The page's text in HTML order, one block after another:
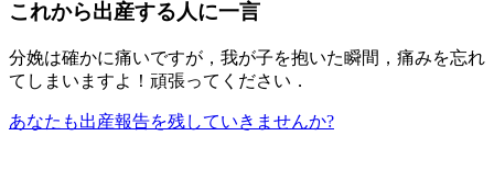
これから出産する人に一言
分娩は確かに痛いですが，我が子を抱いた瞬間，痛みを忘れ
てしまいますよ！頑張ってください．
あなたも出産報告を残していきませんか?